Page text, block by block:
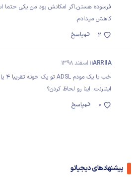
فرسوده هستن.اگر امکانش بود من یکی حتما
کاهش میدادم.
پاسخ
2
ARRIIA11 اسفند 1398
اینترنت. اینا رو لحاظ کردن؟
پاسخ
0
پیشنهادهای دیجیاتو